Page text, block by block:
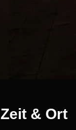
Zeit & Ort